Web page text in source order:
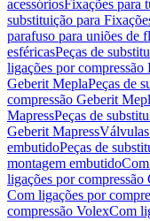
acessóriosFixações para
substituição para
parafuso para uniões de
esféricasPeças de
ligações por
Geberit MeplaPeças de
compressão Geberit
MapressPeças de
Geberit MapressVálvulas
embutidoPeças de
montagem embutido
ligações por compressão
Com ligações por
compressão VolexCom